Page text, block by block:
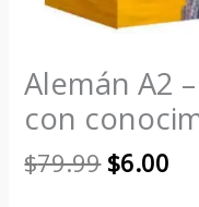
Alemán A2
con
$79.99 $6.00